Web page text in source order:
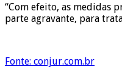
“Com efeito, as medidas
parte agravante, para
Fonte: conjur.com.br